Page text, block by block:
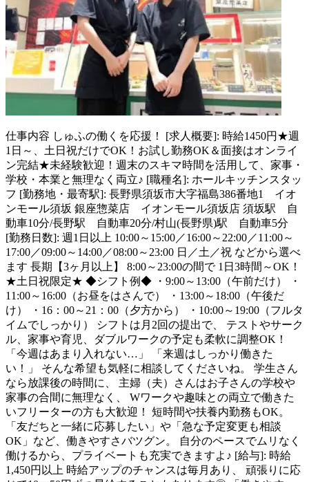
仕事内容 しゅふの働くを応援！ [求人概要]: 時給1450円★週
1日～、土日祝だけでOK！お試し勤務OK＆面接はオンライ
ン完結★未経験歓迎！週末のスキマ時間を活用して、家事・
学校・本業と無理なく両立♪ [職種名]: ホールキッチンスタッ
フ [勤務地・最寄駅]: 長野県須坂市大字福島386番地1 イオ
ンモール須坂 銀座惣菜店 イオンモール須坂店 須坂駅 自
動車10分/長野駅 自動車20分/村山(長野県)駅 自動車5分
[勤務日数]: 週1日以上 10:00～15:00／16:00～22:00／11:00～
17:00／09:00～14:00／08:00～23:00 日／土／祝 などから選べ
ます 長期【3ヶ月以上】 8:00～23:00の間で 1日3時間～OK！
★土日祝限定★ ◆シフト例◆ ・9:00～13:00（午前だけ） ・
11:00～16:00（お昼をはさんで） ・13:00～18:00（午後だ
け） ・16：00～21：00（夕方から） ・10:00～19:00（フルタ
イムでしっかり） シフトは月2回の提出で、 テストやサーク
ル、家事や育児、ダブルワークの予定も柔軟に調整OK！
「今週はあまり入れない…」 「来週はしっかり働きた
い！」 そんな希望も気軽に相談してくださいね。 学生さん
なら放課後の時間に、 主婦（夫）さんはお子さんの学校や
家事の合間に無理なく、 Wワークや趣味との両立で働きた
いフリーターの方も大歓迎！ 短時間や扶養内勤務もOK。
「友だちと一緒に応募したい」や「急な予定変更も相談
OK」など、働きやすさバツグン。 自分のペースでムリなく
働けるから、プライベートも充実できますよ♪ [給与]: 時給
1,450円以上 時給アップのチャンスは毎月あり、 頑張りに応